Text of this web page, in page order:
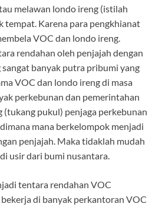
melawan londo ireng (istilah
tempat. Karena para pengkhianat
VOC dan londo ireng.
rendahan oleh penjajah dengan
sangat banyak putra pribumi yang
VOC dan londo ireng di masa
perkebunan dan pemerintahan
(tukang pukul) penjaga perkebunan
mana berkelompok menjadi
penjajah. Maka tidaklah mudah
usir dari bumi nusantara.
tentara rendahan VOC
di banyak perkantoran VOC